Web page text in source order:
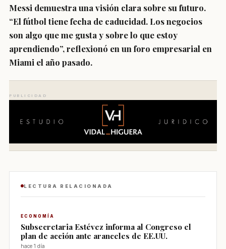
Messi demuestra una visión clara sobre su futuro.
“El fútbol tiene fecha de caducidad. Los negocios
son algo que me gusta y sobre lo que estoy
aprendiendo”, reflexionó en un foro empresarial en
Miami el año pasado.
PUBLICIDAD
LECTURA RELACIONADA
ECONOMÍA
Subsecretaria Estévez informa al Congreso el
plan de acción ante aranceles de EE.UU.
hace 1 día